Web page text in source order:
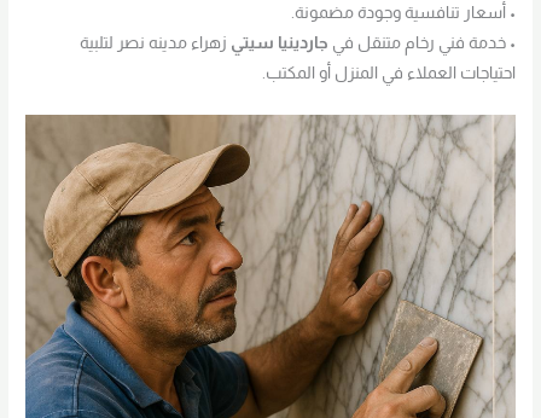
• أسعار تنافسية وجودة مضمونة.
• خدمة فني رخام متنقل في جاردينيا سيتي زهراء مدينه نصر لتلبية
احتياجات العملاء في المنزل أو المكتب.